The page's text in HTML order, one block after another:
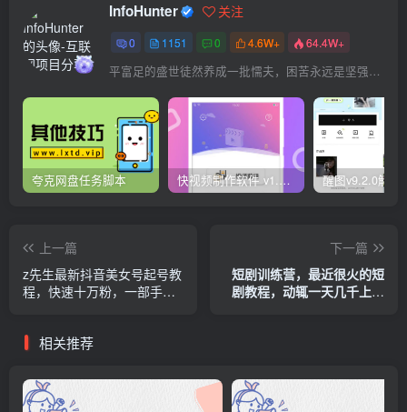
InfoHunter 关注
0 1151 0 4.6W+ 64.4W+
平富足的盛世徒然养成一批懦夫，困苦永远是坚强之母
夸克网盘任务脚本 快视频制作软件 v1.1.1安卓版
上一篇
z先生最新抖音美女号起号教
程，快速十万粉，一部手机
下一篇
短剧训练营，最近很火的短
剧教程，动辄一天几千上万
相关推荐